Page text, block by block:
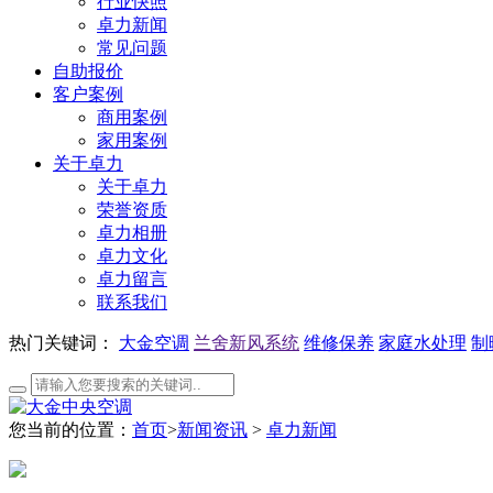
卓力新闻
常见问题
自助报价
客户案例
商用案例
家用案例
关于卓力
关于卓力
荣誉资质
卓力相册
卓力文化
卓力留言
联系我们
热门关键词： 大金空调 兰舍新风系统 维修保养 家庭水处理 制
您当前的位置： 首页>新闻资讯 > 卓力新闻